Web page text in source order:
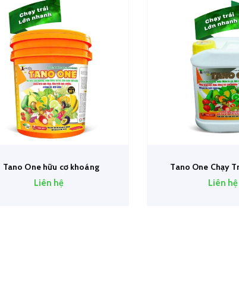
Tano One hữu cơ khoáng
Liên hệ
Tano One Chạy
Liên hệ